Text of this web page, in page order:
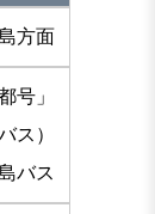
方面
号」
ス）
バス